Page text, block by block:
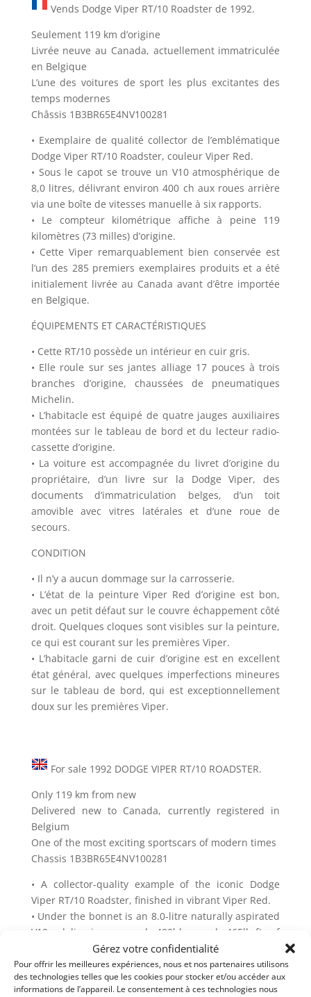
Gérez votre confidentialité
Pour offrir les meilleures expériences, nous et nos partenaires utilisons
des technologies telles que les cookies pour stocker et/ou accéder aux
informations de l’appareil. Le consentement à ces technologies nous
Vends Dodge Viper RT/10 Roadster de 1992.
Seulement 119 km d’origine
Livrée neuve au Canada, actuellement immatriculée
en Belgique
L’une des voitures de sport les plus excitantes des
temps modernes
Châssis 1B3BR65E4NV100281
• Exemplaire de qualité collector de l’emblématique
Dodge Viper RT/10 Roadster, couleur Viper Red.
• Sous le capot se trouve un V10 atmosphérique de
8,0 litres, délivrant environ 400 ch aux roues arrière
via une boîte de vitesses manuelle à six rapports.
• Le compteur kilométrique affiche à peine 119
kilomètres (73 milles) d’origine.
• Cette Viper remarquablement bien conservée est
l’un des 285 premiers exemplaires produits et a été
initialement livrée au Canada avant d’être importée
en Belgique.
ÉQUIPEMENTS ET CARACTÉRISTIQUES
• Cette RT/10 possède un intérieur en cuir gris.
• Elle roule sur ses jantes alliage 17 pouces à trois
branches d’origine, chaussées de pneumatiques
Michelin.
• L’habitacle est équipé de quatre jauges auxiliaires
montées sur le tableau de bord et du lecteur radio-
cassette d’origine.
• La voiture est accompagnée du livret d’origine du
propriétaire, d’un livre sur la Dodge Viper, des
documents d’immatriculation belges, d’un toit
amovible avec vitres latérales et d’une roue de
secours.
CONDITION
• Il n’y a aucun dommage sur la carrosserie.
• L’état de la peinture Viper Red d’origine est bon,
avec un petit défaut sur le couvre échappement côté
droit. Quelques cloques sont visibles sur la peinture,
ce qui est courant sur les premières Viper.
• L’habitacle garni de cuir d’origine est en excellent
état général, avec quelques imperfections mineures
sur le tableau de bord, qui est exceptionnellement
doux sur les premières Viper.
For sale 1992 DODGE VIPER RT/10 ROADSTER.
Only 119 km from new
Delivered new to Canada, currently registered in
Belgium
One of the most exciting sportscars of modern times
Chassis 1B3BR65E4NV100281
• A collector-quality example of the iconic Dodge
Viper RT/10 Roadster, finished in vibrant Viper Red.
• Under the bonnet is an 8.0-litre naturally aspirated
V10, delivering around 400bhp and 465lb-ft of
torque to the rear wheels through a six-speed
manual gearbox.
• The odometer shows a mere 119 kilometres (73